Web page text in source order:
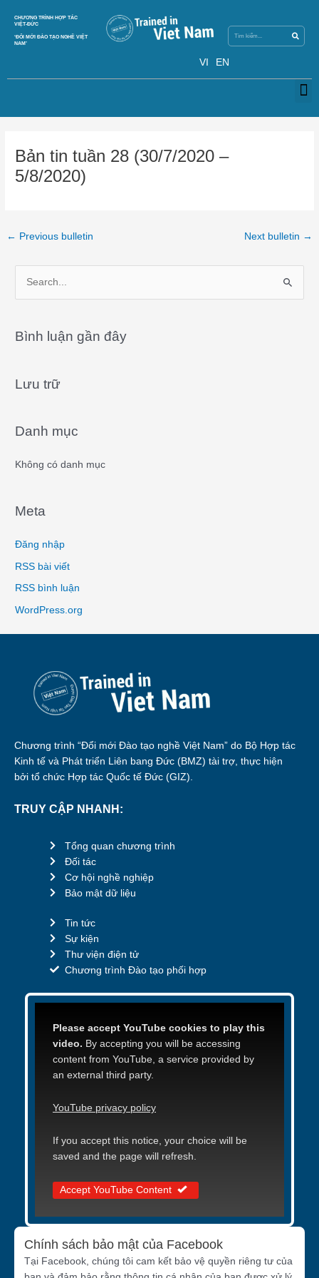
content
CHƯƠNG TRÌNH HỢP TÁC
VIỆT-ĐỨC
‘ĐỔI MỚI ĐÀO TẠO NGHỀ VIỆT
NAM’
VI EN
Bản tin tuần 28 (30/7/2020 –
5/8/2020)
← Previous bulletin Next bulletin →
r
h
:
Bình luận gần đây
Lưu trữ
Danh mục
Không có danh mục
Meta
Đăng nhập
RSS bài viết
RSS bình luận
WordPress.org
Chương trình “Đổi mới Đào tạo nghề Việt Nam” do Bộ Hợp tác
Kinh tế và Phát triển Liên bang Đức (BMZ) tài trợ, thực hiện
bởi tổ chức Hợp tác Quốc tế Đức (GIZ).
TRUY CẬP NHANH:
Tổng quan chương trình
Đối tác
Cơ hội nghề nghiệp
Bảo mật dữ liệu
Tin tức
Sự kiện
Thư viện điện tử
Chương trình Đào tạo phối hợp
Please accept YouTube cookies to play this
video. By accepting you will be accessing
content from YouTube, a service provided by
an external third party.
YouTube privacy policy
If you accept this notice, your choice will be
saved and the page will refresh.
Accept YouTube Content
Chính sách bảo mật của Facebook
Tại Facebook, chúng tôi cam kết bảo vệ quyền riêng tư của